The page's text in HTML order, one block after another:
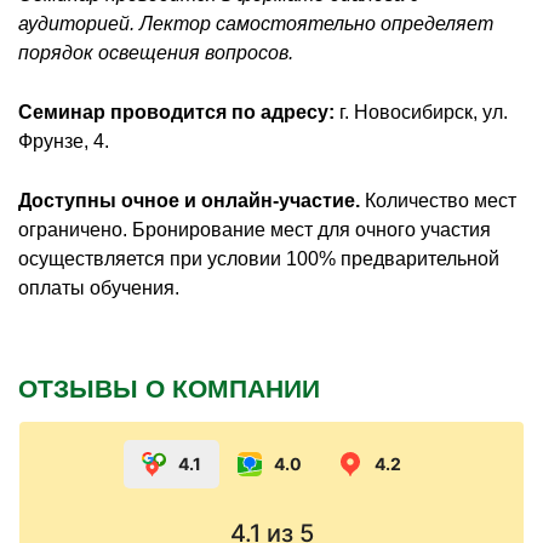
аудиторией. Лектор самостоятельно определяет
порядок освещения вопросов.
Семинар проводится по адресу: г. Новосибирск, ул.
Фрунзе, 4.
Доступны очное и онлайн-участие. Количество мест
ограничено. Бронирование мест для очного участия
осуществляется при условии 100% предварительной
оплаты обучения.
ОТЗЫВЫ О КОМПАНИИ
4.1 4.0 4.2
4.1 из 5